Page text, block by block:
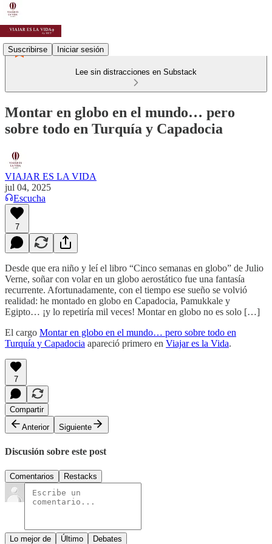
Suscribirse Iniciar sesión
Lee sin distracciones en Substack
Montar en globo en el mundo… pero
sobre todo en Turquía y Capadocia
VIAJAR ES LA VIDA
jul 04, 2025
Escucha
7
Desde que era niño y leí el libro “Cinco semanas en globo” de Julio
Verne, soñar con volar en un globo aerostático fue una fantasía
recurrente. Afortunadamente, con el tiempo ese sueño se volvió
realidad: he montado en globo en Capadocia, Pamukkale y
Egipto… ¡y lo repetiría mil veces! Montar en globo no es solo […]
El cargo Montar en globo en el mundo… pero sobre todo en
Turquía y Capadocia apareció primero en Viajar es la Vida.
7
Compartir
Anterior
Siguiente
Discusión sobre este post
Comentarios Restacks
Lo mejor de Último Debates